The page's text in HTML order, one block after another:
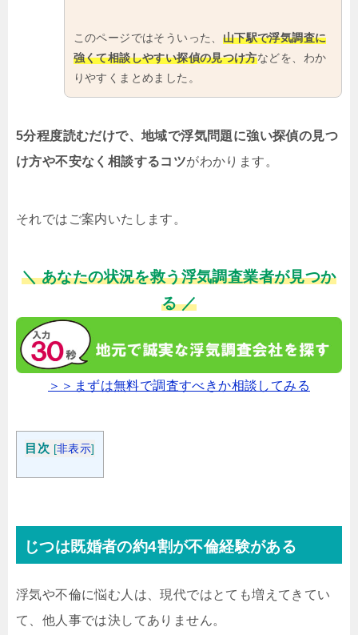
このページではそういった、 山下駅で浮気調査に
強くて相談しやすい探偵の見つけ方などを、わか
りやすくまとめました。
5分程度読むだけで、地域で浮気問題に強い探偵の見つ
け方や不安なく相談するコツがわかります。
それではご案内いたします。
＼ あなたの状況を救う浮気調査業者が見つか
る ／
＞＞まずは無料で調査すべきか相談してみる
目次 [非表示]
じつは既婚者の約4割が不倫経験がある
浮気や不倫に悩む人は、現代ではとても増えてきてい
て、他人事では決してありません。